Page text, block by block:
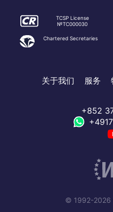
TCSP License
№TC000030
Chartered Secretaries
关于我们 服务
+852
© 1992-2026